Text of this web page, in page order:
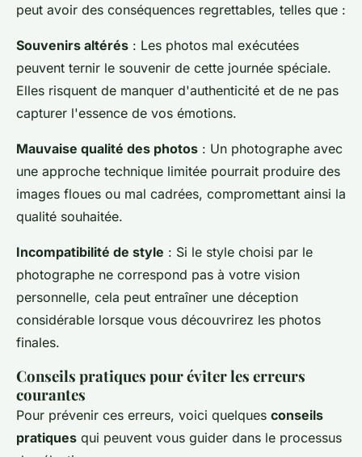
peut avoir des conséquences regrettables, telles que :
Souvenirs altérés : Les photos mal exécutées
peuvent ternir le souvenir de cette journée spéciale.
Elles risquent de manquer d'authenticité et de ne pas
capturer l'essence de vos émotions.
Mauvaise qualité des photos : Un photographe avec
une approche technique limitée pourrait produire des
images floues ou mal cadrées, compromettant ainsi la
qualité souhaitée.
Incompatibilité de style : Si le style choisi par le
photographe ne correspond pas à votre vision
personnelle, cela peut entraîner une déception
considérable lorsque vous découvrirez les photos
finales.
Conseils pratiques pour éviter les erreurs
courantes
Pour prévenir ces erreurs, voici quelques conseils
pratiques qui peuvent vous guider dans le processus